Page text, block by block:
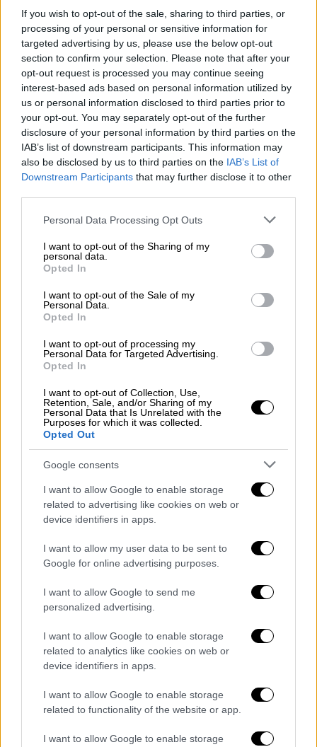
If you wish to opt-out of the sale, sharing to third parties, or
processing of your personal or sensitive information for
targeted advertising by us, please use the below opt-out
section to confirm your selection. Please note that after your
opt-out request is processed you may continue seeing
interest-based ads based on personal information utilized by
us or personal information disclosed to third parties prior to
your opt-out. You may separately opt-out of the further
disclosure of your personal information by third parties on the
IAB’s list of downstream participants. This information may
also be disclosed by us to third parties on the IAB’s List of
Downstream Participants that may further disclose it to other
Please note that this website/app uses one or more Google
not limited to your visit or usage behaviour. You may click to
grant or deny consent to Google and its third-party tags to
use your data for below specified purposes in below Google
consent section.
Personal Data Processing Opt Outs
I want to opt-out of the Sharing of my
personal data.
Opted In
I want to opt-out of the Sale of my
Personal Data.
Opted In
I want to opt-out of processing my
Personal Data for Targeted Advertising.
Opted In
I want to opt-out of Collection, Use,
Retention, Sale, and/or Sharing of my
Personal Data that Is Unrelated with the
Purposes for which it was collected.
Opted Out
Google consents
I want to allow Google to enable storage
related to advertising like cookies on web or
device identifiers in apps.
I want to allow my user data to be sent to
Google for online advertising purposes.
I want to allow Google to send me
personalized advertising.
I want to allow Google to enable storage
related to analytics like cookies on web or
device identifiers in apps.
I want to allow Google to enable storage
related to functionality of the website or app.
I want to allow Google to enable storage
Πολιτική|08.08.2026 20:40
Νέα αποχώρηση από το κόμμα
για «αυθαιρεσία, φίμωση και δολοφονία
χαρακτήρων»
Σφοδρή επίθεση του επιχειρηματία προς το
κίνημα της Μαρίας Καρυστιανού
|08.08.2026 15:30
ΕΛ.Α.Σ.: Στις 2 Σεπτεμβρίου στη
Θεσσαλονίκη η παρουσίαση του
οικονομικού προγράμματος Τσίπρα
«Ένα Εθνικό Σχέδιο οικονομικής και
παραγωγικής ανασυγκρότησης με ορίζοντα
τετραετίας»
Μάρκος Μυρσινιάδης